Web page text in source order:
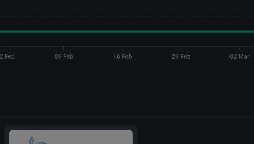
Feb 09 Feb 16 Feb 23 Feb 02 Mar